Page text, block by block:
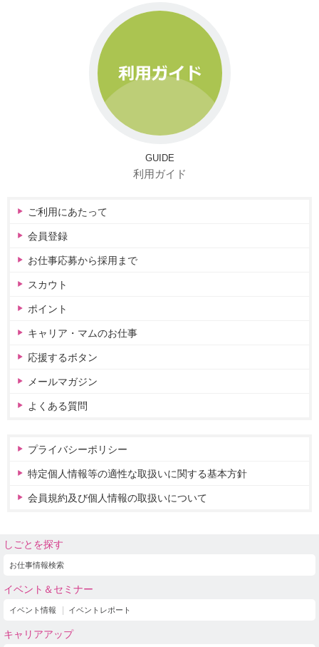
GUIDE
利用ガイド
ご利用にあたって
会員登録
お仕事応募から採用まで
スカウト
ポイント
キャリア・マムのお仕事
応援するボタン
メールマガジン
よくある質問
プライバシーポリシー
特定個人情報等の適性な取扱いに関する基本方針
会員規約及び個人情報の取扱いについて
しごとを探す
お仕事情報検索
イベント＆セミナー
イベント情報 イベントレポート
キャリアアップ